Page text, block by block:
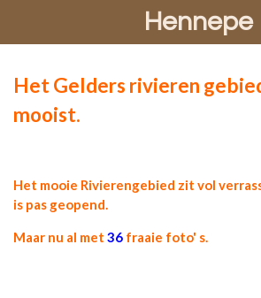
de
hoofdinhoud
Hennepe
Het Gelders rivieren
mooist.
Het mooie Rivierengebied zit vol
is pas geopend.
Maar nu al met 36 fraaie foto' s.